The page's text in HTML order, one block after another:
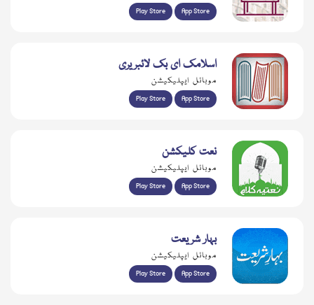
Play Store App Store
اسلامک ای بک لائبریری
موبائل ایپلیکیشن
Play Store App Store
نعت کلیکشن
موبائل ایپلیکیشن
Play Store App Store
بہار شریعت
موبائل ایپلیکیشن
Play Store App Store